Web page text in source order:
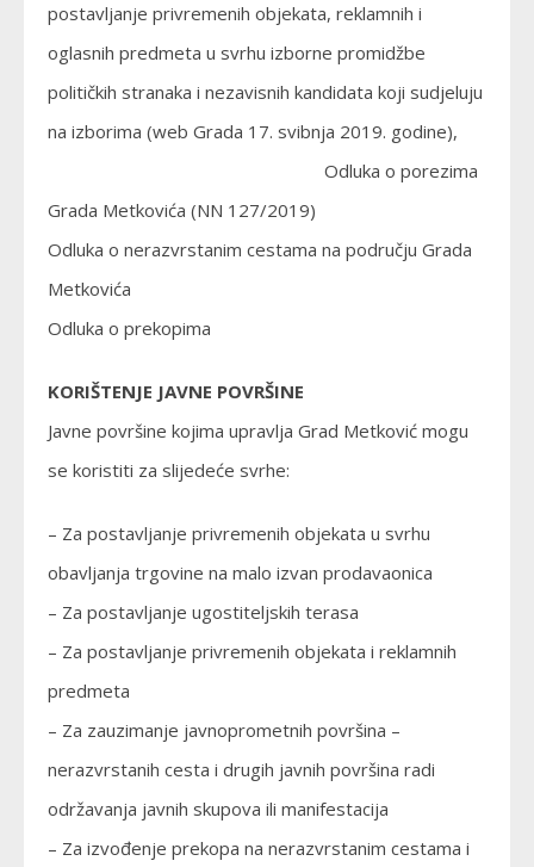
postavljanje privremenih objekata, reklamnih i
oglasnih predmeta u svrhu izborne promidžbe
političkih stranaka i nezavisnih kandidata koji sudjeluju
na izborima (web Grada 17. svibnja 2019. godine),
Odluka o porezima
Grada Metkovića (NN 127/2019)
Odluka o nerazvrstanim cestama na području Grada
Metkovića
Odluka o prekopima
KORIŠTENJE JAVNE POVRŠINE
Javne površine kojima upravlja Grad Metković mogu
se koristiti za slijedeće svrhe:
– Za postavljanje privremenih objekata u svrhu
obavljanja trgovine na malo izvan prodavaonica
– Za postavljanje ugostiteljskih terasa
– Za postavljanje privremenih objekata i reklamnih
predmeta
– Za zauzimanje javnoprometnih površina –
nerazvrstanih cesta i drugih javnih površina radi
održavanja javnih skupova ili manifestacija
– Za izvođenje prekopa na nerazvrstanim cestama i